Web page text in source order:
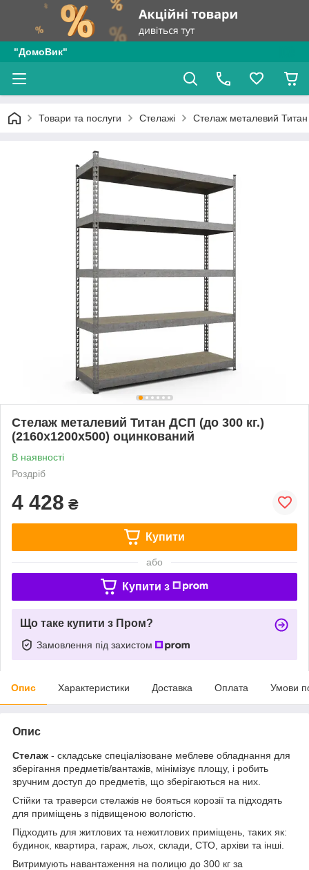
"ДомоВик"
Товари та послуги Стелажі Стелаж металевий
Стелаж металевий Титан ДСП (до 300 кг.)
(2160х1200х500) оцинкований
В наявності
Роздріб
4 428 ₴
Купити
або
Купити з
Що таке купити з Пром?
Замовлення під захистом
Опис Характеристики Доставка Оплата Умови
Опис
Стелаж - складське спеціалізоване меблеве обладнання для
зберігання предметів/вантажів, мінімізує площу, і робить
зручним доступ до предметів, що зберігаються на них.
Стійки та траверси стелажів не бояться корозії та підходять
для приміщень з підвищеною вологістю.
Підходить для житлових та нежитлових приміщень, таких як:
будинок, квартира, гараж, льох, склади, СТО, архіви та інші.
Витримують навантаження на полицю до 300 кг за